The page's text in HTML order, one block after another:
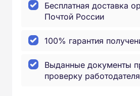
Бесплатная доставка
Почтой России
100% гарантия
Выданные документы
проверку работодателя